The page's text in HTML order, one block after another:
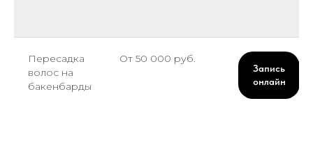
Пересадка
волос на
бакенбарды
От 50 000 руб.
Запись
онлайн